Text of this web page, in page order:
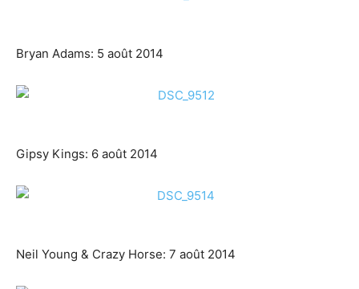
Bryan Adams: 5 août 2014
Gipsy Kings: 6 août 2014
Neil Young & Crazy Horse: 7 août 2014